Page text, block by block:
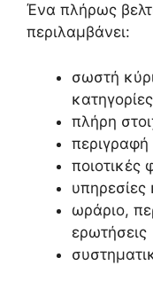
Ένα πλήρως
περιλαμβάνει:
σωστή
κατηγορίες
πλήρη
ποιοτικές
υπηρεσίες
ωράριο,
ερωτήσεις